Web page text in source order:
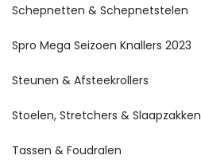
Schepnetten & Schepnetstelen
Spro Mega Seizoen Knallers 2023
Steunen & Afsteekrollers
Stoelen, Stretchers & Slaapzakken
Tassen & Foudralen